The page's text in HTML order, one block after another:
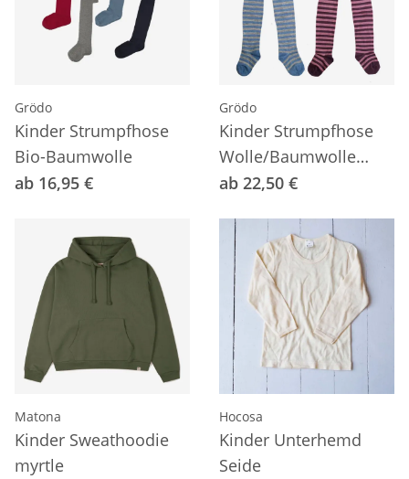
Grödo
Kinder Strumpfhose
Bio-Baumwolle
ab 16,95 €
Grödo
Kinder Strumpfhose
Wolle/Baumwolle
Ringel
ab 22,50 €
Matona
Kinder Sweathoodie
myrtle
Hocosa
Kinder Unterhemd
Seide